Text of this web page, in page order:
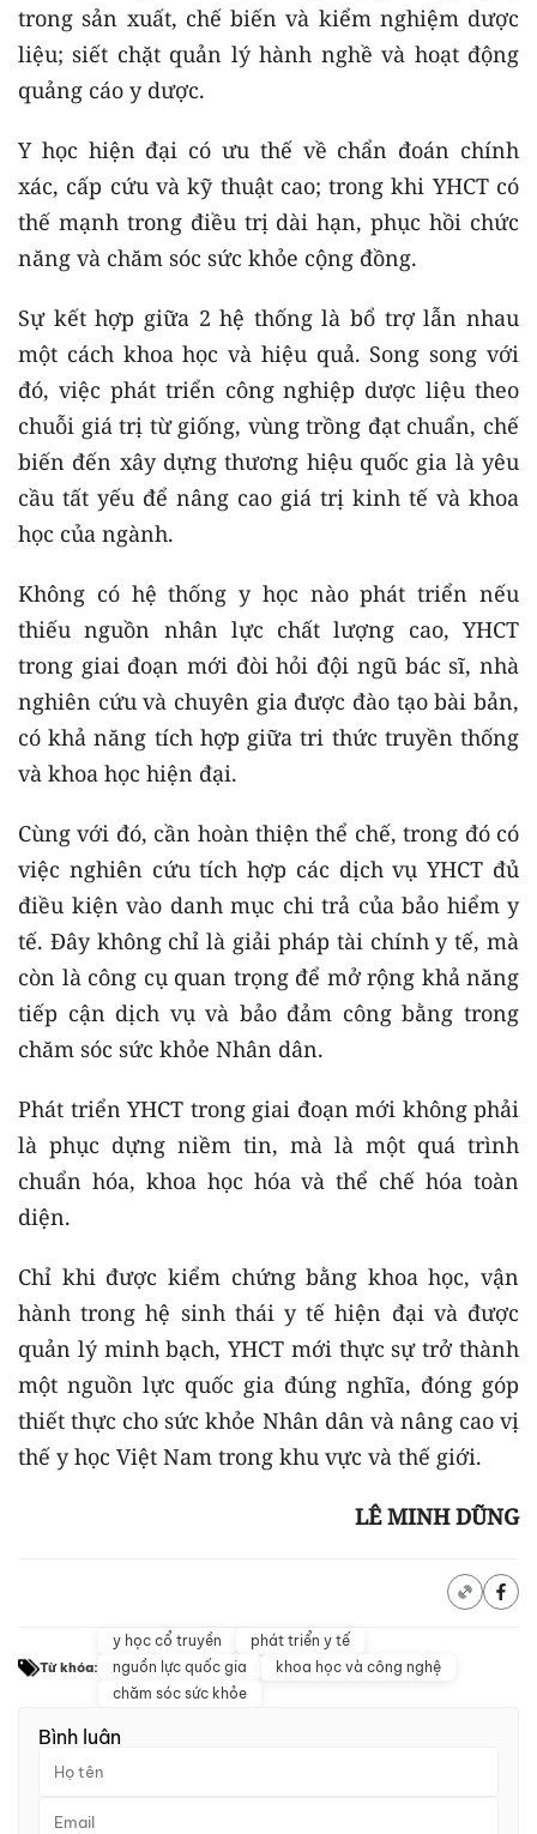
trong sản xuất, chế biến và kiểm nghiệm dược
liệu; siết chặt quản lý hành nghề và hoạt động
quảng cáo y dược.
Y học hiện đại có ưu thế về chẩn đoán chính
xác, cấp cứu và kỹ thuật cao; trong khi YHCT có
thế mạnh trong điều trị dài hạn, phục hồi chức
năng và chăm sóc sức khỏe cộng đồng.
Sự kết hợp giữa 2 hệ thống là bổ trợ lẫn nhau
một cách khoa học và hiệu quả. Song song với
đó, việc phát triển công nghiệp dược liệu theo
chuỗi giá trị từ giống, vùng trồng đạt chuẩn, chế
biến đến xây dựng thương hiệu quốc gia là yêu
cầu tất yếu để nâng cao giá trị kinh tế và khoa
học của ngành.
Không có hệ thống y học nào phát triển nếu
thiếu nguồn nhân lực chất lượng cao, YHCT
trong giai đoạn mới đòi hỏi đội ngũ bác sĩ, nhà
nghiên cứu và chuyên gia được đào tạo bài bản,
có khả năng tích hợp giữa tri thức truyền thống
và khoa học hiện đại.
Cùng với đó, cần hoàn thiện thể chế, trong đó có
việc nghiên cứu tích hợp các dịch vụ YHCT đủ
điều kiện vào danh mục chi trả của bảo hiểm y
tế. Đây không chỉ là giải pháp tài chính y tế, mà
còn là công cụ quan trọng để mở rộng khả năng
tiếp cận dịch vụ và bảo đảm công bằng trong
chăm sóc sức khỏe Nhân dân.
Phát triển YHCT trong giai đoạn mới không phải
là phục dựng niềm tin, mà là một quá trình
chuẩn hóa, khoa học hóa và thể chế hóa toàn
diện.
Chỉ khi được kiểm chứng bằng khoa học, vận
hành trong hệ sinh thái y tế hiện đại và được
quản lý minh bạch, YHCT mới thực sự trở thành
một nguồn lực quốc gia đúng nghĩa, đóng góp
thiết thực cho sức khỏe Nhân dân và nâng cao vị
thế y học Việt Nam trong khu vực và thế giới.
LÊ MINH DŨNG
Từ khóa:
y học cổ truyền
phát triển y tế
nguồn lực quốc gia
khoa học và công nghệ
chăm sóc sức khỏe
Bình luận